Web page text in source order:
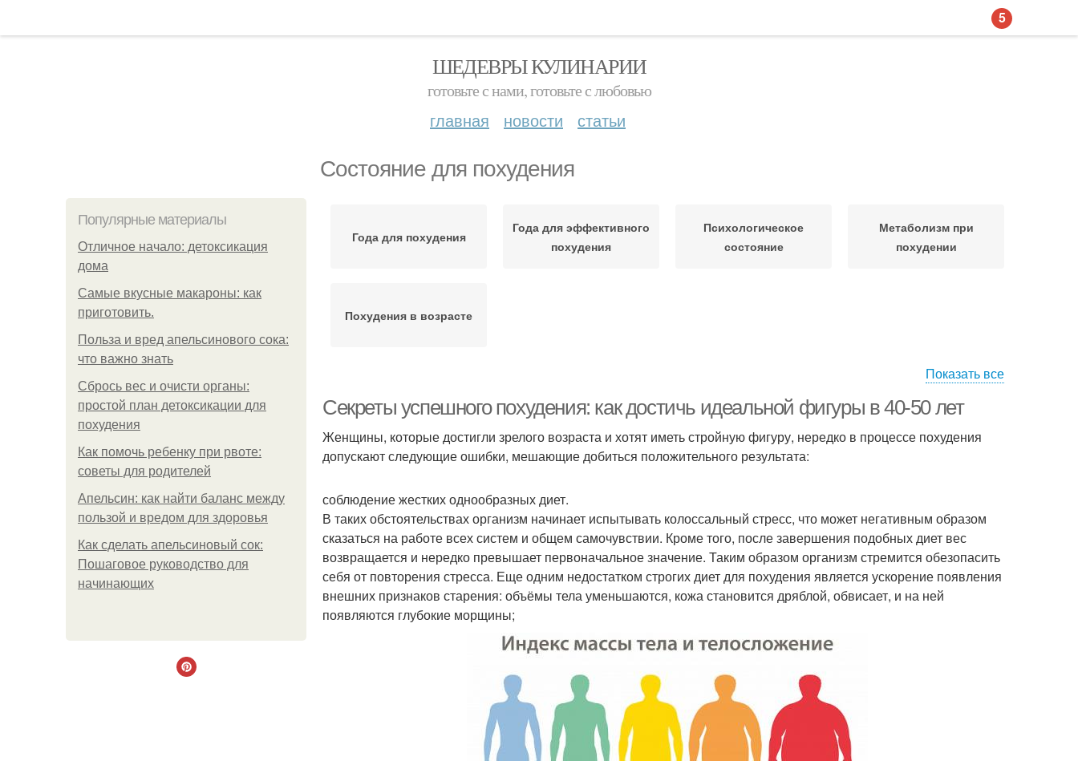
ШЕДЕВРЫ КУЛИНАРИИ
готовьте с нами, готовьте с любовью
главная новости статьи
Состояние для похудения
Популярные материалы
Отличное начало: детоксикация
дома
Самые вкусные макароны: как
приготовить.
Польза и вред апельсинового сока:
что важно знать
Сбрось вес и очисти органы:
простой план детоксикации для
похудения
Как помочь ребенку при рвоте:
советы для родителей
Апельсин: как найти баланс между
пользой и вредом для здоровья
Как сделать апельсиновый сок:
Пошаговое руководство для
начинающих
Года для похудения
Года для эффективного
похудения
Психологическое
состояние
Метаболизм при
похудении
Похудения в возрасте
Показать все
Секреты успешного похудения: как достичь идеальной фигуры в 40-50 лет
Женщины, которые достигли зрелого возраста и хотят иметь стройную фигуру, нередко в процессе похудения
допускают следующие ошибки, мешающие добиться положительного результата:
соблюдение жестких однообразных диет.
В таких обстоятельствах организм начинает испытывать колоссальный стресс, что может негативным образом
сказаться на работе всех систем и общем самочувствии. Кроме того, после завершения подобных диет вес
возвращается и нередко превышает первоначальное значение. Таким образом организм стремится обезопасить
себя от повторения стресса. Еще одним недостатком строгих диет для похудения является ускорение появления
внешних признаков старения: объёмы тела уменьшаются, кожа становится дряблой, обвисает, и на ней
появляются глубокие морщины;
5